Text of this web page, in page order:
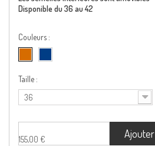
Disponible du 36 au 42
Couleurs :
Taille :
36
155,00 €